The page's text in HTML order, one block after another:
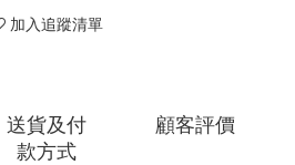
加入追蹤清單
送貨及付
款方式
顧客評價